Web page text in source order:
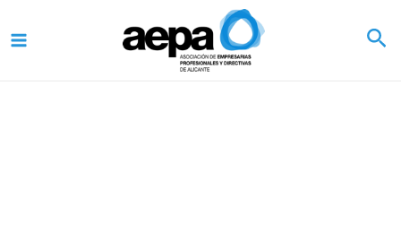
al
contenido